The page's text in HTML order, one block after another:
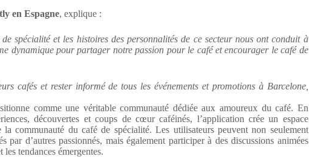
en Espagne, explique :
spécialité et les histoires des personnalités de ce secteur nous ont conduit à
dynamique pour partager notre passion pour le café et encourager le café de
cafés et rester informé de tous les événements et promotions à Barcelone,
comme une véritable communauté dédiée aux amoureux du café. En
découvertes et coups de cœur caféinés, l’application crée un espace
communauté du café de spécialité. Les utilisateurs peuvent non seulement
par d’autres passionnés, mais également participer à des discussions animées
les tendances émergentes.